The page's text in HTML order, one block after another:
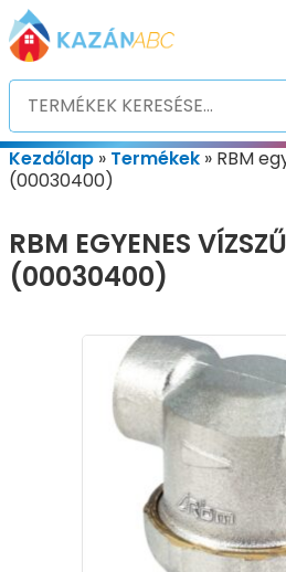
Kezdőlap » Termékek » RBM
(00030400)
RBM EGYENES
(00030400)